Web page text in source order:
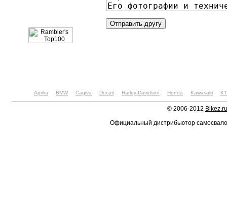
Aprilia BMW Cagiva Ducati Harley-Davidson Honda Kawasaki
© 2006-2012 Bikez.ru
Официальный дистрибьютор